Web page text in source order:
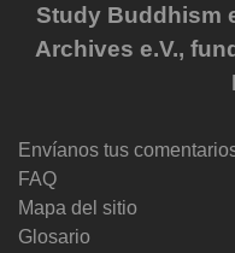
Study Buddhism
Archives e.V.,
Envíanos tus
FAQ
Mapa del sitio
Glosario